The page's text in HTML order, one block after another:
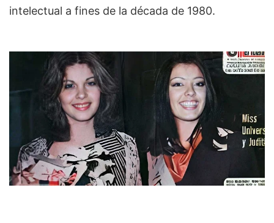
intelectual a fines de la década de 1980.